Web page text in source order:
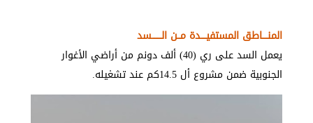
المنــــاطق المستفيــــدة مــن الـــــــسد
يعمل السد على ري (40) ألف دونم من أراضي الأغوار
الجنوبية ضمن مشروع أل 14.5كم عند تشغيله.